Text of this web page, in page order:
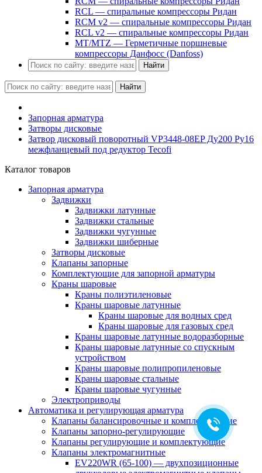
RCL — спиральные компрессоры Ридан
RCM v2 — спиральные компрессоры Ридан
RCL v2 — спиральные компрессоры Ридан
MT/MTZ — Герметичные поршневые
компрессоры Данфосс (Danfoss)
Найти
Найти
Запорная арматура
Затворы дисковые
Затвор дисковый поворотный VP3448-08EP Ду200 Ру16
межфланцевый под редуктор Tecofi
Каталог товаров
Запорная арматура
Задвижки
Задвижки латунные
Задвижки стальные
Задвижки чугунные
Задвижки шиберные
Затворы дисковые
Клапаны запорные
Комплектующие для запорной арматуры
Краны шаровые
Краны полиэтиленовые
Краны шаровые латунные
Краны шаровые для водных сред
Краны шаровые для газовых сред
Краны шаровые латунные водоразборные
Краны шаровые латунные со спускным
устройством
Краны шаровые полипропиленовые
Краны шаровые стальные
Краны шаровые чугунные
Электроприводы
Автоматика и регулирующая арматура
Клапаны балансировочные и комплектующие
Клапаны запорно-регулирующие
Клапаны регулирующие и комплектующие
Клапаны электромагнитные
EV220WR (65-100) — двухпозиционные